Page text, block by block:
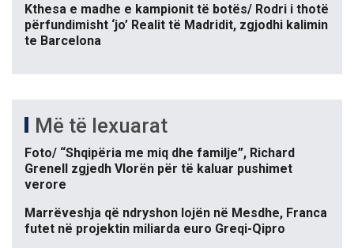
Kthesa e madhe e kampionit të botës/ Rodri i thotë
përfundimisht ‘jo’ Realit të Madridit, zgjodhi kalimin
te Barcelona
Më të lexuarat
Foto/ “Shqipëria me miq dhe familje”, Richard
Grenell zgjedh Vlorën për të kaluar pushimet
verore
Marrëveshja që ndryshon lojën në Mesdhe, Franca
futet në projektin miliarda euro Greqi-Qipro